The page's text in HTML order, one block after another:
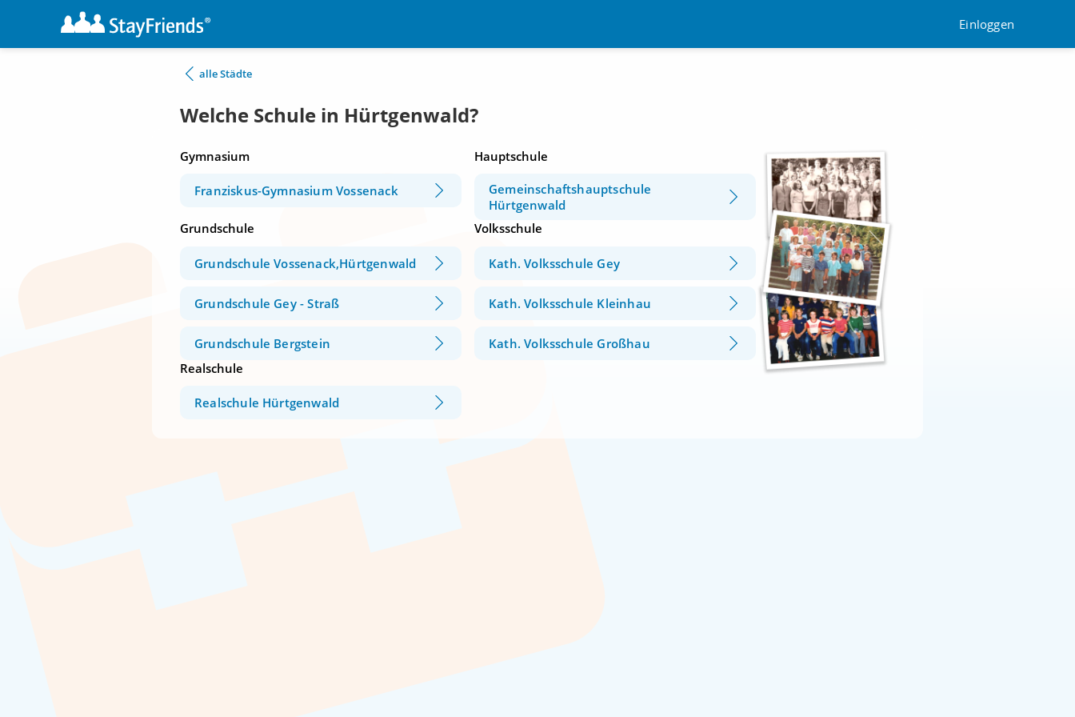
Einloggen
alle Städte
Welche Schule in Hürtgenwald?
Gymnasium
Franziskus-Gymnasium Vossenack
Hauptschule
Gemeinschaftshauptschule
Hürtgenwald
Grundschule
Grundschule Vossenack,Hürtgenwald
Grundschule Gey - Straß
Grundschule Bergstein
Volksschule
Kath. Volksschule Gey
Kath. Volksschule Kleinhau
Kath. Volksschule Großhau
Realschule
Realschule Hürtgenwald